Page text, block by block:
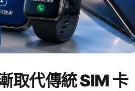
取代傳統 SIM 卡